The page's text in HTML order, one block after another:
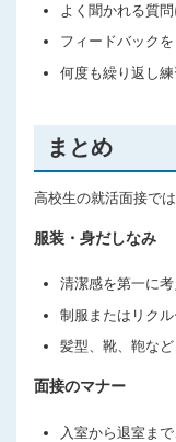
よく聞かれる質
フィードバックを
何度も繰り返し
まとめ
高校生の就活面接で
服装・身だしなみ
清潔感を第一に考
制服またはリク
髪型、靴、鞄な
面接のマナー
入室から退室ま